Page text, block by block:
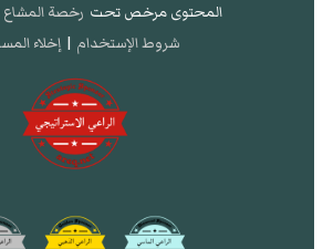
المحتوى مرخص تحت رخصة المشاع
شروط الإستخدام | إخلاء